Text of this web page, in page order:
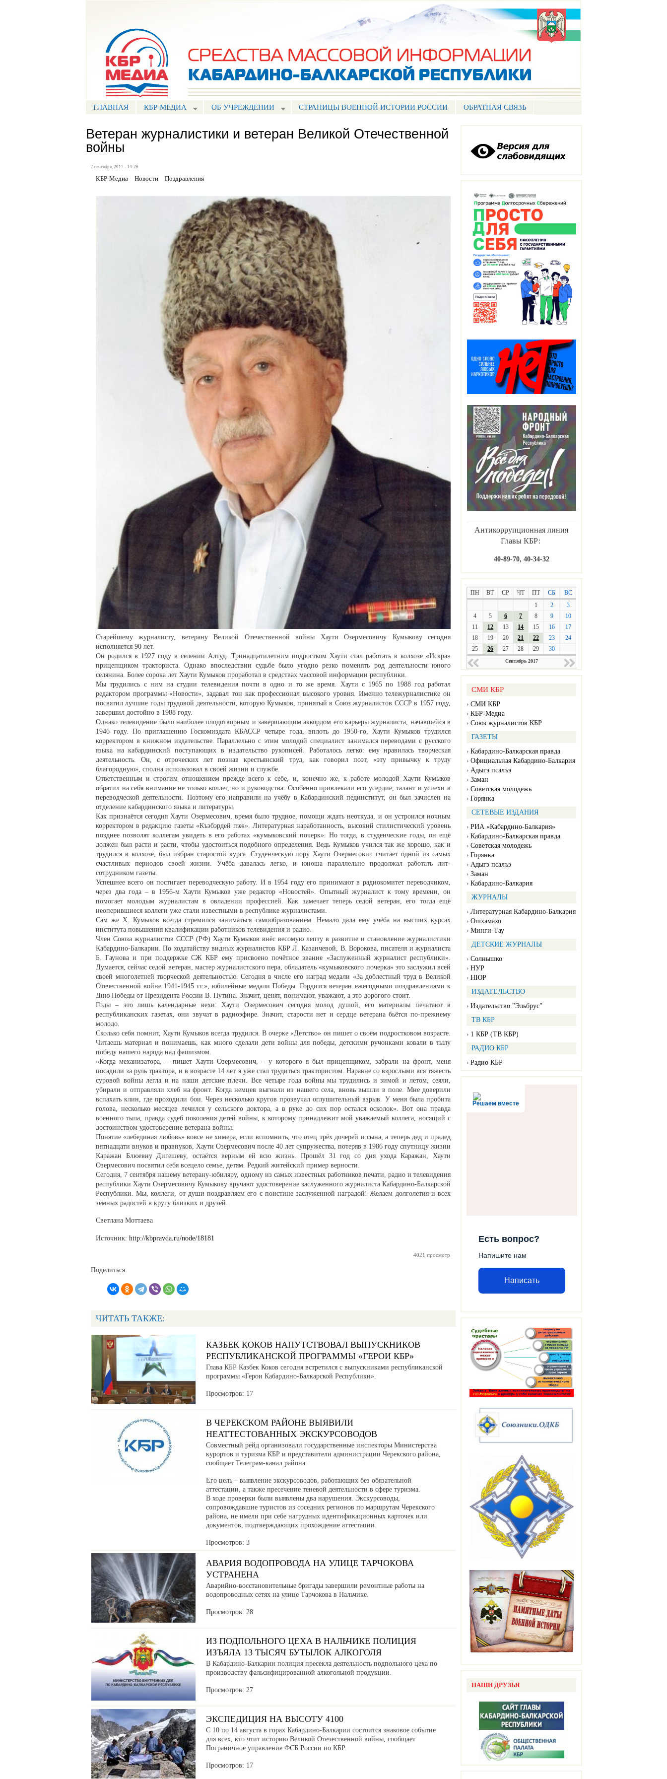
ГЛАВНАЯ КБР-МЕДИА ОБ УЧРЕЖДЕНИИ СТРАНИЦЫ ВОЕННОЙ ИСТОРИИ РОССИИ ОБРАТНАЯ СВЯЗЬ
Антикоррупционная линия
Главы КБР:
40-89-70, 40-34-32
ПН ВТ СР ЧТ ПТ СБ
ВС
1
2
3
4
5 6 7 8 9
10
11
12 13 14 15 16
17
18
19 20 21 22 23
24
25
26 27 28 29 30
Сентябрь 2017
СМИ КБР
СМИ КБР
КБР-Медиа
Союз журналистов КБР
ГАЗЕТЫ
Кабардино-Балкарская правда
Официальная Кабардино-Балкария
Адыгэ псалъэ
Заман
Советская молодежь
Горянка
СЕТЕВЫЕ ИЗДАНИЯ
РИА «Кабардино-Балкария»
Кабардино-Балкарская правда
Советская молодежь
Горянка
Адыгэ псалъэ
Заман
Кабардино-Балкария
ЖУРНАЛЫ
Литературная Кабардино-Балкария
Ошхамахо
Минги-Тау
ДЕТСКИЕ ЖУРНАЛЫ
Солнышко
НУР
НЮР
ИЗДАТЕЛЬСТВО
Издательство "Эльбрус"
ТВ КБР
1 КБР (ТВ КБР)
РАДИО КБР
Радио КБР
Решаем вместе
Есть вопрос?
Напишите нам
Написать
НАШИ ДРУЗЬЯ
Ветеран журналистики и ветеран Великой Отечественной
войны
7 сентября, 2017 - 14:26
КБР-Медиа Новости Поздравления
Старейшему журналисту, ветерану Великой Отечественной войны Хаути Озермесовичу Кумыкову сегодня
исполняется 90 лет.
Он родился в 1927 году в селении Алтуд. Тринадцатилетним подростком Хаути стал работать в колхозе «Искра»
прицепщиком тракториста. Однако впоследствии судьбе было угодно резко поменять род деятельности юного
селянина. Более сорока лет Хаути Кумыков проработал в средствах массовой информации республики.
Мы трудились с ним на студии телевидения почти в одно и то же время. Хаути с 1965 по 1988 год работал
редактором программы «Новости», задавал тон как профессионал высокого уровня. Именно тележурналистике он
посвятил лучшие годы трудовой деятельности, которую Кумыков, принятый в Союз журналистов СССР в 1957 году,
завершил достойно в 1988 году.
Однако телевидение было наиболее плодотворным и завершающим аккордом его карьеры журналиста, начавшейся в
1946 году. По приглашению Госкомиздата КБАССР четыре года, вплоть до 1950-го, Хаути Кумыков трудился
корректором в книжном издательстве. Параллельно с этим молодой специалист занимался переводами с русского
языка на кабардинский поступающих в издательство рукописей. Работалось легко: ему нравилась творческая
деятельность. Он, с отроческих лет познав крестьянский труд, как говорил поэт, «эту привычку к труду
благородную», сполна использовал в своей жизни и службе.
Ответственным и строгим отношением прежде всего к себе, и, конечно же, к работе молодой Хаути Кумыков
обратил на себя внимание не только коллег, но и руководства. Особенно привлекали его усердие, талант и успехи в
переводческой деятельности. Поэтому его направили на учёбу в Кабардинский пединститут, он был зачислен на
отделение кабардинского языка и литературы.
Как признаётся сегодня Хаути Озермесович, время было трудное, помощи ждать неоткуда, и он устроился ночным
корректором в редакцию газеты «Къэбэрдей пэж». Литературная наработанность, высокий стилистический уровень
позднее позволят коллегам увидеть в его работах «кумыковский почерк». Но тогда, в студенческие годы, он ещё
должен был расти и расти, чтобы удостоиться подобного определения. Ведь Кумыков учился так же хорошо, как и
трудился в колхозе, был избран старостой курса. Студенческую пору Хаути Озермесович считает одной из самых
счастливых периодов своей жизни. Учёба давалась легко, и юноша параллельно продолжал работать лит-
сотрудником газеты.
Успешнее всего он постигает переводческую работу. И в 1954 году его принимают в радиокомитет переводчиком,
через два года – в 1956-м Хаути Кумыков уже редактор «Новостей». Опытный журналист к тому времени, он
помогает молодым журналистам в овладении профессией. Как замечает теперь седой ветеран, его тогда ещё
неоперившиеся коллеги уже стали известными в республике журналистами.
Сам же Х. Кумыков всегда стремился заниматься самообразованием. Немало дала ему учёба на высших курсах
института повышения квалификации работников телевидения и радио.
Член Союза журналистов СССР (РФ) Хаути Кумыков внёс весомую лепту в развитие и становление журналистики
Кабардино-Балкарии. По ходатайству видных журналистов КБР Л. Казанчевой, В. Ворокова, писателя и журналиста
Б. Гаунова и при поддержке СЖ КБР ему присвоено почётное звание «Заслуженный журналист республики».
Думается, сейчас седой ветеран, мастер журналистского пера, обладатель «кумыковского почерка» это заслужил всей
своей многолетней творческой деятельностью. Сегодня в числе его наград медали «За доблестный труд в Великой
Отечественной войне 1941-1945 гг.», юбилейные медали Победы. Гордится ветеран ежегодными поздравлениями к
Дню Победы от Президента России В. Путина. Значит, ценят, понимают, уважают, а это дорогого стоит.
Годы – это лишь календарные вехи: Хаути Озермесович сегодня молод душой, его материалы печатают в
республиканских газетах, они звучат в радиоэфире. Значит, старости нет и сердце ветерана бьётся по-прежнему
молодо.
Сколько себя помнит, Хаути Кумыков всегда трудился. В очерке «Детство» он пишет о своём подростковом возрасте.
Читаешь материал и понимаешь, как много сделали дети войны для победы, детскими ручонками ковали в тылу
победу нашего народа над фашизмом.
«Когда механизатора, – пишет Хаути Озермесович, – у которого я был прицепщиком, забрали на фронт, меня
посадили за руль трактора, и в возрасте 14 лет я уже стал трудиться трактористом. Наравне со взрослыми вся тяжесть
суровой войны легла и на наши детские плечи. Все четыре года войны мы трудились и зимой и летом, сеяли,
убирали и отправляли хлеб на фронт. Когда немцев выгнали из нашего села, вновь вышли в поле. Мне доверили
вспахать клин, где проходили бои. Через несколько кругов прозвучал оглушительный взрыв. У меня была пробита
голова, несколько месяцев лечился у сельского доктора, а в руке до сих пор остался осколок». Вот она правда
военного тыла, правда судеб поколения детей войны, к которому принадлежит мой уважаемый коллега, носящий с
достоинством удостоверение ветерана войны.
Понятие «лебединая любовь» вовсе не химера, если вспомнить, что отец трёх дочерей и сына, а теперь дед и прадед
пятнадцати внуков и правнуков, Хаути Озермесович после 40 лет супружества, потеряв в 1986 году спутницу жизни
Каражан Блюевну Дигешеву, остаётся верным ей всю жизнь. Прошёл 31 год со дня ухода Каражан, Хаути
Озермесович посвятил себя всецело семье, детям. Редкий житейский пример верности.
Сегодня, 7 сентября нашему ветерану-юбиляру, одному из самых известных работников печати, радио и телевидения
республики Хаути Озермесовичу Кумыкову вручают удостоверение заслуженного журналиста Кабардино-Балкарской
Республики. Мы, коллеги, от души поздравляем его с поистине заслуженной наградой! Желаем долголетия и всех
земных радостей в кругу близких и друзей.
Светлана Моттаева
Источник: http://kbpravda.ru/node/18181
4021 просмотр
Поделиться:
ЧИТАТЬ ТАКЖЕ:
КАЗБЕК КОКОВ НАПУТСТВОВАЛ ВЫПУСКНИКОВ
РЕСПУБЛИКАНСКОЙ ПРОГРАММЫ «ГЕРОИ КБР»
Глава КБР Казбек Коков сегодня встретился с выпускниками республиканской
программы «Герои Кабардино-Балкарской Республики».
Просмотров: 17
В ЧЕРЕКСКОМ РАЙОНЕ ВЫЯВИЛИ
НЕАТТЕСТОВАННЫХ ЭКСКУРСОВОДОВ
Совместный рейд организовали государственные инспекторы Министерства
курортов и туризма КБР и представители администрации Черекского района,
сообщает Телеграм-канал района.
Его цель – выявление экскурсоводов, работающих без обязательной
аттестации, а также пресечение теневой деятельности в сфере туризма.
В ходе проверки были выявлены два нарушения. Экскурсоводы,
сопровождавшие туристов из соседних регионов по маршрутам Черекского
района, не имели при себе нагрудных идентификационных карточек или
документов, подтверждающих прохождение аттестации.
Просмотров: 3
АВАРИЯ ВОДОПРОВОДА НА УЛИЦЕ ТАРЧОКОВА
УСТРАНЕНА
Аварийно-восстановительные бригады завершили ремонтные работы на
водопроводных сетях на улице Тарчокова в Нальчике.
Просмотров: 28
ИЗ ПОДПОЛЬНОГО ЦЕХА В НАЛЬЧИКЕ ПОЛИЦИЯ
ИЗЪЯЛА 13 ТЫСЯЧ БУТЫЛОК АЛКОГОЛЯ
В Кабардино-Балкарии полиция пресекла деятельность подпольного цеха по
производству фальсифицированной алкогольной продукции.
Просмотров: 27
ЭКСПЕДИЦИЯ НА ВЫСОТУ 4100
С 10 по 14 августа в горах Кабардино-Балкарии состоится знаковое событие
для всех, кто чтит историю Великой Отечественной войны, сообщает
Пограничное управление ФСБ России по КБР.
Просмотров: 17